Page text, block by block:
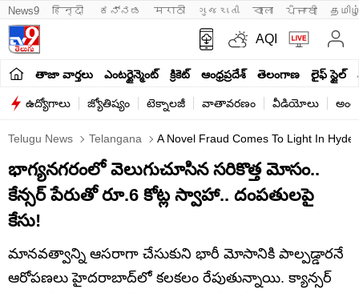
News9 हिन्दी ಕನ್ನಡ मराठी ગુજરાતી বাংলা ਪੰਜਾਬੀ
AQI
తాజా వార్తలు ఎంటర్టైన్మెంట్ క్రికెట్ ఆంధ్రప్రదేశ్ తెలంగాణ లైఫ్ స్టైల్
ఉద్యోగాలు జ్యోతిష్యం టెక్నాలజీ వాతావరణం వీడియోలు
Telugu News Telangana A Novel Fraud Comes To Light In
భాగ్యనగరంలో వెలుగుచూసిన సరికొత్త మోసం..
కేన్సర్ పేరుతో రూ.6 కోట్ల స్వాహా.. దంపతులపై
కేసు!
మానవత్వాన్ని ఆసరాగా చేసుకుని భారీ మోసానికి పాల్పడ్డారనే
ఆరోపణలు హైదరాబాద్‌లో కలకలం రేపుతున్నాయి. క్యాన్సర్